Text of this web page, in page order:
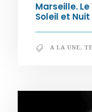
Marseille.
Soleil et
A LA UNE,